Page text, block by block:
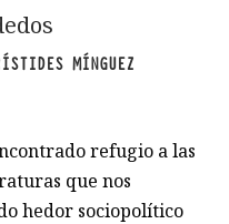
MÍNGUEZ
refugio a las
que nos
hedor sociopolítico